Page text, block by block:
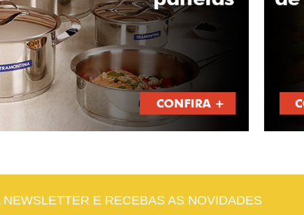
E RECEBAS AS NOVIDADES